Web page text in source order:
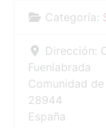
Categoría:
Dirección:
Fuenlabrada
Comunidad
28944
España